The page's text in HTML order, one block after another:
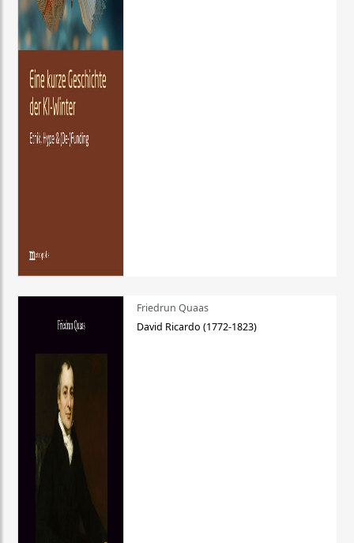
Friedrun Quaas
David Ricardo (1772-1823)